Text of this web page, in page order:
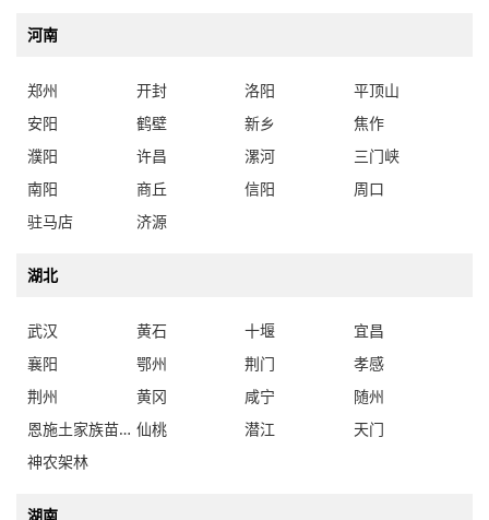
河南
郑州 开封 洛阳
平顶山
安阳
鹤壁 新乡
焦作
濮阳
许昌 漯河
三门峡
南阳
商丘 信阳
周口
驻马店
济源
湖北
武汉 黄石 十堰
宜昌
襄阳
鄂州 荆门
孝感
荆州
黄冈 咸宁
随州
恩施土家族苗族自治州 仙桃 潜江
天门
神农架林
湖南